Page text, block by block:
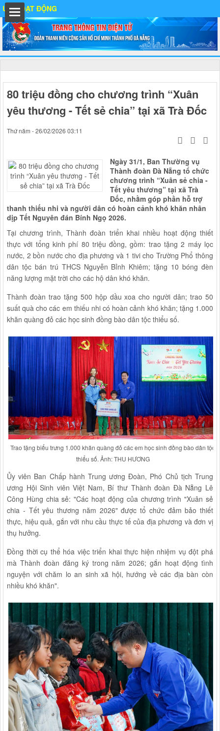
80 triệu đồng cho chương trình “Xuân
yêu thương - Tết sẻ chia” tại xã Trà Đốc
Thứ năm - 26/02/2026 03:11
Ngày 31/1, Ban Thường vụ
Thành đoàn Đà Nẵng tổ chức
chương trình “Xuân sẻ chia -
Tết yêu thương” tại xã Trà
Đốc, nhằm góp phần hỗ trợ
thanh thiếu nhi và người dân có hoàn cảnh khó khăn nhân
dịp Tết Nguyên đán Bính Ngọ 2026.
Tại chương trình, Thành đoàn triển khai nhiều hoạt động thiết
thực với tổng kinh phí 80 triệu đồng, gồm: trao tặng 2 máy lọc
nước, 2 bồn nước cho địa phương và 1 tivi cho Trường Phổ thông
dân tộc bán trú THCS Nguyễn Bỉnh Khiêm; tặng 10 bóng đèn
năng lượng mặt trời cho các hộ dân khó khăn.
Thành đoàn trao tặng 500 hộp dầu xoa cho người dân; trao 50
suất quà cho các em thiếu nhi có hoàn cảnh khó khăn; tặng 1.000
khăn quàng đỏ các học sinh đồng bào dân tộc thiểu số.
Trao tặng biểu trưng 1.000 khăn quàng đỏ các em học sinh đồng bào dân tộc
thiểu số. Ảnh: THU HƯƠNG
Ủy viên Ban Chấp hành Trung ương Đoàn, Phó Chủ tịch Trung
ương Hội Sinh viên Việt Nam, Bí thư Thành đoàn Đà Nẵng Lê
Công Hùng chia sẻ: "Các hoạt động của chương trình "Xuân sẻ
chia - Tết yêu thương năm 2026" được tổ chức đảm bảo thiết
thực, hiệu quả, gắn với nhu cầu thực tế của địa phương và đơn vị
thụ hưởng.
Đồng thời cụ thể hóa việc triển khai thực hiện nhiệm vụ đột phá
mà Thành đoàn đăng ký trong năm 2026; gắn hoạt động tình
nguyện với chăm lo an sinh xã hội, hướng về các địa bàn còn
nhiều khó khăn".